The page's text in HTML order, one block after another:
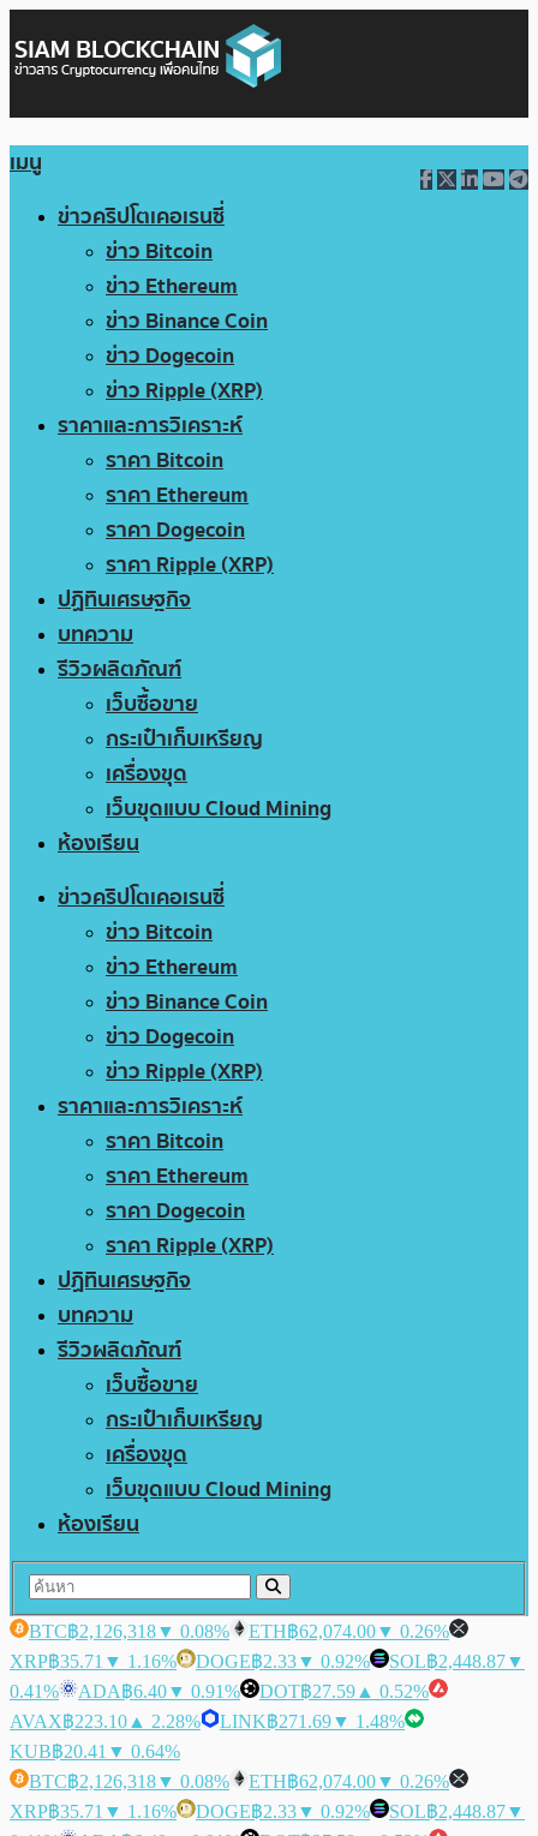
เมนู
ข่าวคริปโตเคอเรนซี่
ข่าว Bitcoin
ข่าว Ethereum
ข่าว Binance Coin
ข่าว Dogecoin
ข่าว Ripple (XRP)
ราคาและการวิเคราะห์
ราคา Bitcoin
ราคา Ethereum
ราคา Dogecoin
ราคา Ripple (XRP)
ปฏิทินเศรษฐกิจ
บทความ
รีวิวผลิตภัณฑ์
เว็บซื้อขาย
กระเป๋าเก็บเหรียญ
เครื่องขุด
เว็บขุดแบบ Cloud Mining
ห้องเรียน
ข่าวคริปโตเคอเรนซี่
ข่าว Bitcoin
ข่าว Ethereum
ข่าว Binance Coin
ข่าว Dogecoin
ข่าว Ripple (XRP)
ราคาและการวิเคราะห์
ราคา Bitcoin
ราคา Ethereum
ราคา Dogecoin
ราคา Ripple (XRP)
ปฏิทินเศรษฐกิจ
บทความ
รีวิวผลิตภัณฑ์
เว็บซื้อขาย
กระเป๋าเก็บเหรียญ
เครื่องขุด
เว็บขุดแบบ Cloud Mining
ห้องเรียน
BTC฿2,126,318▼ 0.08% ETH฿62,074.00▼ 0.26%
XRP฿35.71 ▼ 1.16% DOGE฿2.33▼ 0.92% SOL฿2,448.87▼
0.41%
ADA฿6.40▼ 0.91% DOT฿27.59 ▲ 0.52%
AVAX฿223.10 ▲ 2.28% LINK฿271.69▼ 1.48%
KUB฿20.41 ▼ 0.64%
BTC฿2,126,318▼ 0.08% ETH฿62,074.00▼ 0.26%
XRP฿35.71 ▼ 1.16% DOGE฿2.33▼ 0.92% SOL฿2,448.87▼